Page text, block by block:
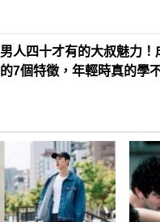
男人四十才有的大叔魅力！
的7個特徵，年輕時真的學不